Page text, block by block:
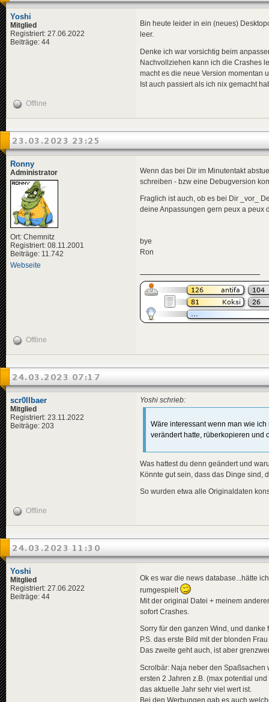
Yoshi
Mitglied
Registriert: 27.06.2022
Beiträge: 44
Bin heute leider in ein (neues)
leer.
Denke ich war vorsichtig beim
Nachvollziehen kann ich die Crashes
macht es die neue Version momentan
Ist auch passiert als ich nix gemacht
Offline
23.03.2023 23:25
Ronny
Administrator
Ort: Chemnitz
Registriert: 08.11.2001
Beiträge: 11.742
Webseite
Wenn das bei Dir im Minutentakt
schreiben - bzw eine Debugversion
Fraglich ist auch, ob es bei Dir _vor_
deine Anpassungen gern peux a peux
bye
Ron
Offline
24.03.2023 07:17
scr0llbaer
Mitglied
Registriert: 23.11.2022
Beiträge: 203
Yoshi schrieb:
Wäre interessant wenn man wie
verändert hatte, rüberkopieren und
Was hattest du denn geändert und
Könnte gut sein, dass das Dinge sind,
So wurden etwa alle Originaldaten
Offline
24.03.2023 11:30
Yoshi
Mitglied
Registriert: 27.06.2022
Beiträge: 44
Ok es war die news database...hätte
rumgespielt
Mit der original Datei + meinem
sofort Crashes.
Sorry für den ganzen Wind, und danke
P.S. das erste Bild mit der blonden
Das zweite geht auch, ist aber
Scrolbär: Naja neber den
ersten 2 Jahren z.B. (max potential
das aktuelle Jahr sehr viel wert ist.
Bei den Werbungen gab es auch